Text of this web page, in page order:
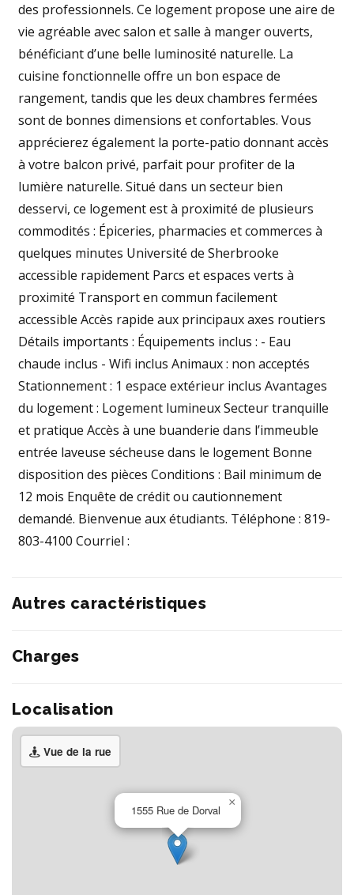
des professionnels. Ce logement propose une aire de
vie agréable avec salon et salle à manger ouverts,
bénéficiant d’une belle luminosité naturelle. La
cuisine fonctionnelle offre un bon espace de
rangement, tandis que les deux chambres fermées
sont de bonnes dimensions et confortables. Vous
apprécierez également la porte-patio donnant accès
à votre balcon privé, parfait pour profiter de la
lumière naturelle. Situé dans un secteur bien
desservi, ce logement est à proximité de plusieurs
commodités : Épiceries, pharmacies et commerces à
quelques minutes Université de Sherbrooke
accessible rapidement Parcs et espaces verts à
proximité Transport en commun facilement
accessible Accès rapide aux principaux axes routiers
Détails importants : Équipements inclus : - Eau
chaude inclus - Wifi inclus Animaux : non acceptés
Stationnement : 1 espace extérieur inclus Avantages
du logement : Logement lumineux Secteur tranquille
et pratique Accès à une buanderie dans l’immeuble
entrée laveuse sécheuse dans le logement Bonne
disposition des pièces Conditions : Bail minimum de
12 mois Enquête de crédit ou cautionnement
demandé. Bienvenue aux étudiants. Téléphone : 819-
803-4100 Courriel :
Autres caractéristiques
Charges
Localisation
Vue de la rue
1555 Rue de Dorval
×